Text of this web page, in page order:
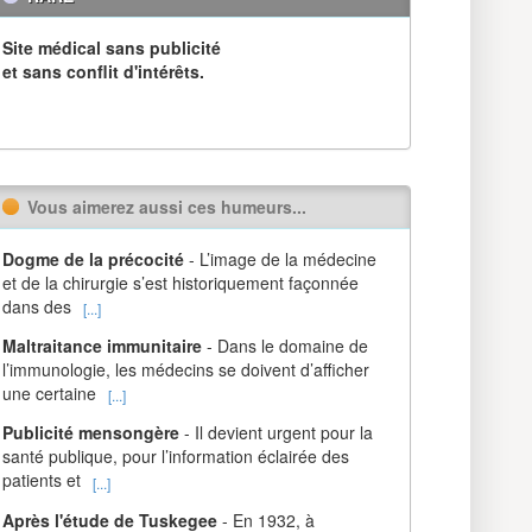
Site médical sans publicité
et sans conflit d'intérêts.
Vous aimerez aussi ces humeurs...
Dogme de la précocité - L’image de la médecine
et de la chirurgie s’est historiquement façonnée
dans des [...]
Maltraitance immunitaire - Dans le domaine de
l’immunologie, les médecins se doivent d’afficher
une certaine [...]
Publicité mensongère - Il devient urgent pour la
santé publique, pour l’information éclairée des
patients et [...]
Après l'étude de Tuskegee - En 1932, à